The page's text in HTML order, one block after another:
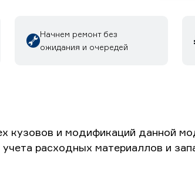
Начнем ремонт без
ожидания и очередей
кузовов и модификаций данной
расходных материаллов и